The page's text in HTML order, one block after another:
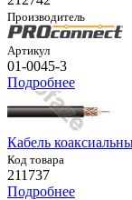
Производитель
Артикул
01-0045-3
Подробнее
Кабель
Код товара
211737
Подробнее